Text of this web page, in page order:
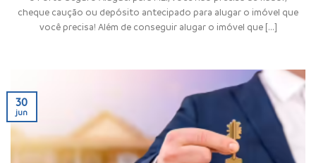
cheque caução ou depósito antecipado para alugar o imóvel que
você precisa! Além de conseguir alugar o imóvel que [...]
30
jun